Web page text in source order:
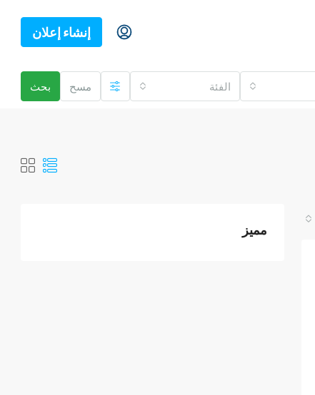
إنشاء إعلان
الفئة مسح بحث
مميز